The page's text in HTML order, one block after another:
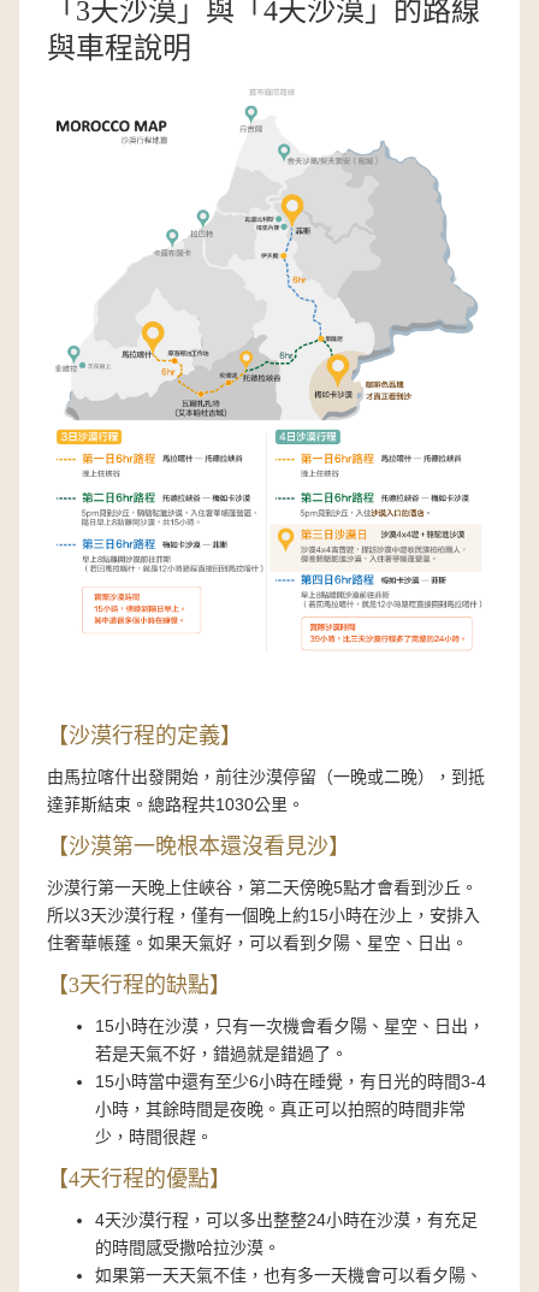
「3天沙漠」與「4天沙漠」的路線
與車程說明
【沙漠行程的定義】
由馬拉喀什出發開始，前往沙漠停留（一晚或二晚），到抵
達菲斯結束。總路程共1030公里。
【沙漠第一晚根本還沒看見沙】
沙漠行第一天晚上住峽谷，第二天傍晚5點才會看到沙丘。
所以3天沙漠行程，僅有一個晚上約15小時在沙上，安排入
住奢華帳蓬。如果天氣好，可以看到夕陽、星空、日出。
【3天行程的缺點】
15小時在沙漠，只有一次機會看夕陽、星空、日出，
若是天氣不好，錯過就是錯過了。
15小時當中還有至少6小時在睡覺，有日光的時間3-4
小時，其餘時間是夜晚。真正可以拍照的時間非常
少，時間很趕。
【4天行程的優點】
4天沙漠行程，可以多出整整24小時在沙漠，有充足
的時間感受撒哈拉沙漠。
如果第一天天氣不佳，也有多一天機會可以看夕陽、